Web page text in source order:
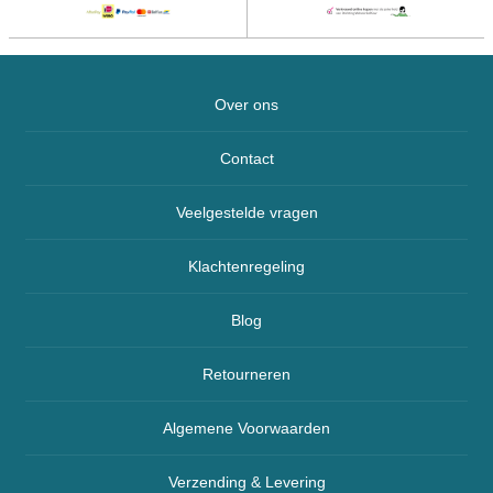
Over ons
Contact
Veelgestelde vragen
Klachtenregeling
Blog
Retourneren
Algemene Voorwaarden
Verzending & Levering